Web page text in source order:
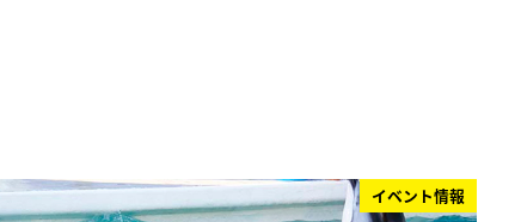
イベント情報